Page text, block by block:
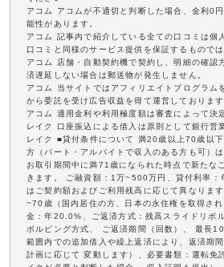
アコム アコムが不適切と判断した場合、金利0
能性があります。
アコム 記事内で紹介している全ての口コミは個
口コミと同様のサービス提供を保証するものでは
アコム 店舗・自動契約機で契約し、明細の確認
済遅延しない場合は郵送物が発生しません。
アコム 当サイトではアフィリエイトプログラム
から委託を受け広告収益を得て運営しております
アコム 適用金利や利用極度額は審査によって決
レイク 口座振込による借入は原則として銀行営
レイク ■貸付条件について 満20歳以上70歳以
方（パート・アルバイトで収入のある方も可）
お取引期間中に満71歳になられた時点で新たな
きます。 ご融資額：1万~500万円、貸付利率
はご契約額およびご利用残高に応じて異なりま
~70歳（国内居住の方、日本の永住権を取得さ
金：年20.0%、ご返済方式：残高スライドリボ
ボルビング方式、 ご返済期間（回数）、 最長
範囲内での追加借入や繰上返済により、返済期
計画に応じて 変動します）、必要書類：運転免